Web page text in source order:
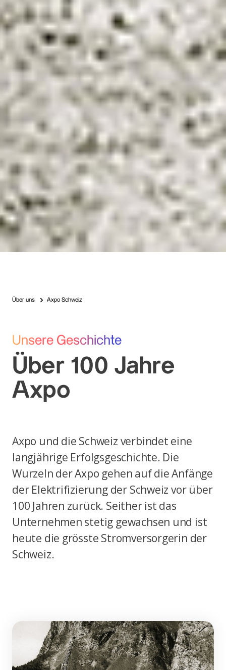
Über uns Axpo Schweiz
Unsere Geschichte
Über 100 Jahre
Axpo
Axpo und die Schweiz verbindet eine
langjährige Erfolgsgeschichte. Die
Wurzeln der Axpo gehen auf die Anfänge
der Elektrifizierung der Schweiz vor über
100 Jahren zurück. Seither ist das
Unternehmen stetig gewachsen und ist
heute die grösste Stromversorgerin der
Schweiz.